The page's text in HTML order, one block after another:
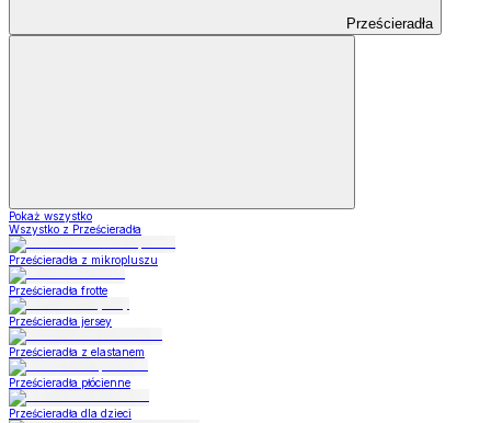
Prześcieradła
Pokaż wszystko
Wszystko z Prześcieradła
Prześcieradła z mikropluszu
Prześcieradła frotte
Prześcieradła jersey
Prześcieradła z elastanem
Prześcieradła płócienne
Prześcieradła dla dzieci